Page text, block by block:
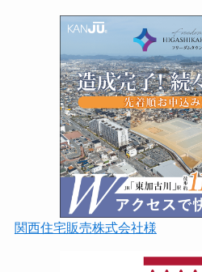
関西住宅販売株式会社様